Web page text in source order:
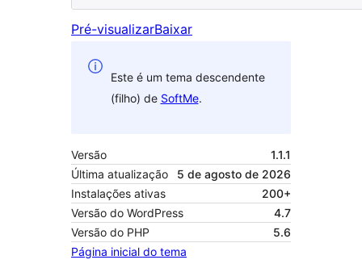
Pré-visualizarBaixar
Este é um tema descendente
(filho) de SoftMe.
Versão
1.1.1
Última atualização
5 de agosto de 2026
Instalações ativas
200+
Versão do WordPress
4.7
Versão do PHP
5.6
Página inicial do tema